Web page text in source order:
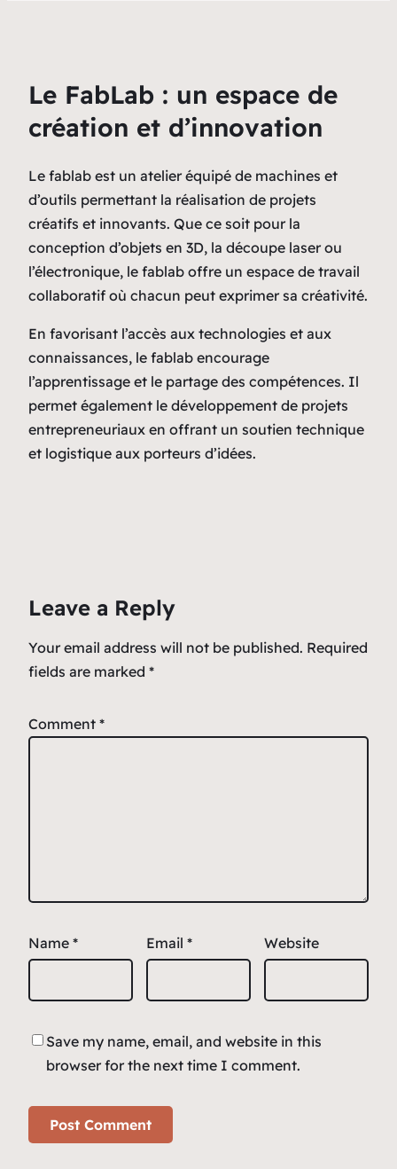
Le FabLab : un espace de
création et d’innovation
Le fablab est un atelier équipé de machines et
d’outils permettant la réalisation de projets
créatifs et innovants. Que ce soit pour la
conception d’objets en 3D, la découpe laser ou
l’électronique, le fablab offre un espace de travail
collaboratif où chacun peut exprimer sa créativité.
En favorisant l’accès aux technologies et aux
connaissances, le fablab encourage
l’apprentissage et le partage des compétences. Il
permet également le développement de projets
entrepreneuriaux en offrant un soutien technique
et logistique aux porteurs d’idées.
Leave a Reply
Your email address will not be published. Required
fields are marked *
Comment *
Name * Email * Website
Save my name, email, and website in this
browser for the next time I comment.